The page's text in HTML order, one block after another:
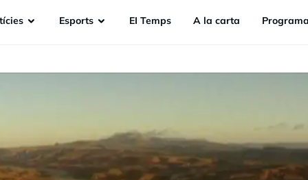
Esports EI Temps A la carta